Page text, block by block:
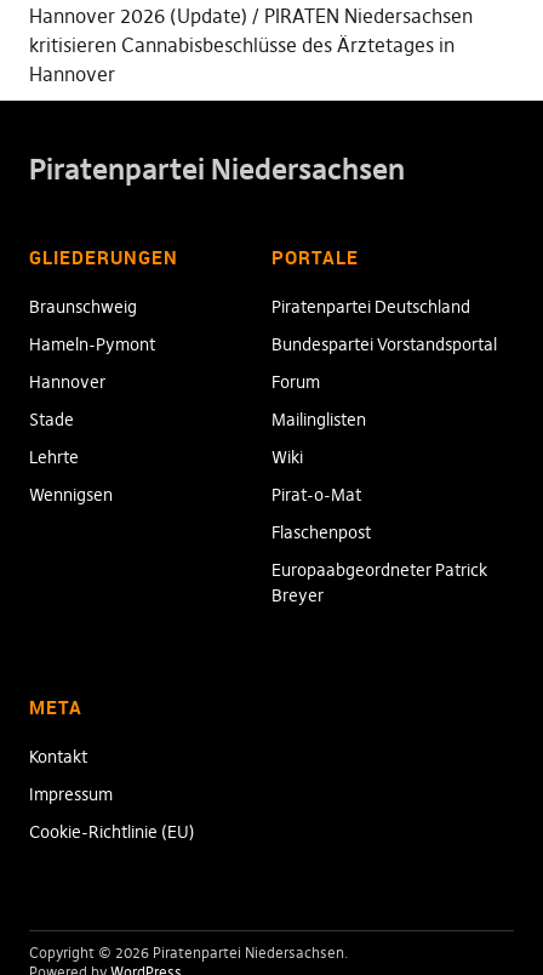
Hannover 2026 (Update)
PIRATEN Niedersachsen
kritisieren Cannabisbeschlüsse des Ärztetages in
Hannover
Piratenpartei Niedersachsen
GLIEDERUNGEN
Braunschweig
Hameln-Pymont
Hannover
Stade
Lehrte
Wennigsen
PORTALE
Piratenpartei Deutschland
Bundespartei Vorstandsportal
Forum
Mailinglisten
Wiki
Pirat-o-Mat
Flaschenpost
Europaabgeordneter Patrick
Breyer
META
Kontakt
Impressum
Cookie-Richtlinie (EU)
Copyright © 2026 Piratenpartei Niedersachsen